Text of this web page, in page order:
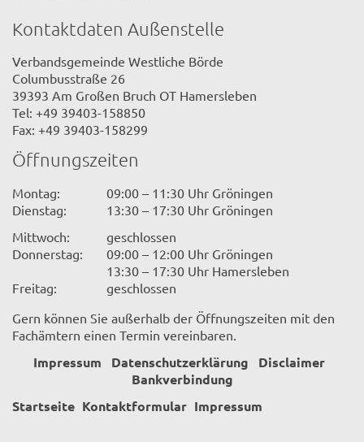
Kontaktdaten Außenstelle
Verbandsgemeinde Westliche Börde
Columbusstraße 26
39393 Am Großen Bruch OT Hamersleben
Tel: +49 39403-158850
Fax: +49 39403-158299
Öffnungszeiten
Montag:
09:00 – 11:30 Uhr Gröningen
Dienstag:
13:30 – 17:30 Uhr Gröningen
Mittwoch:
geschlossen
Donnerstag:
09:00 – 12:00 Uhr Gröningen
13:30 – 17:30 Uhr Hamersleben
Freitag:
geschlossen
Gern können Sie außerhalb der Öffnungszeiten mit den
Fachämtern einen Termin vereinbaren.
Impressum Datenschutzerklärung
Disclaimer
Bankverbindung
Startseite Kontaktformular Impressum